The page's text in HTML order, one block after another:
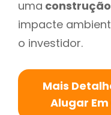
uma construção
impacte
o investidor.
Mais
Alugar